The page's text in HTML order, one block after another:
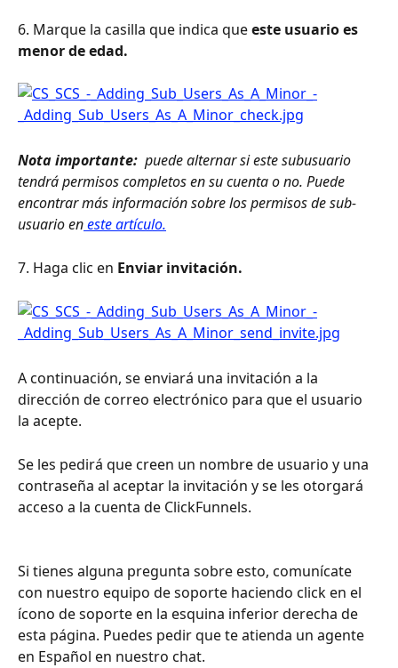
6. Marque la casilla que indica que este usuario es
menor de edad.
Nota importante: puede alternar si este subusuario
tendrá permisos completos en su cuenta o no. Puede
encontrar más información sobre los permisos de sub-
usuario en este artículo.
7. Haga clic en Enviar invitación.
A continuación, se enviará una invitación a la
dirección de correo electrónico para que el usuario
la acepte.
Se les pedirá que creen un nombre de usuario y una
contraseña al aceptar la invitación y se les otorgará
acceso a la cuenta de ClickFunnels.
Si tienes alguna pregunta sobre esto, comunícate
con nuestro equipo de soporte haciendo click en el
ícono de soporte en la esquina inferior derecha de
esta página. Puedes pedir que te atienda un agente
en Español en nuestro chat.